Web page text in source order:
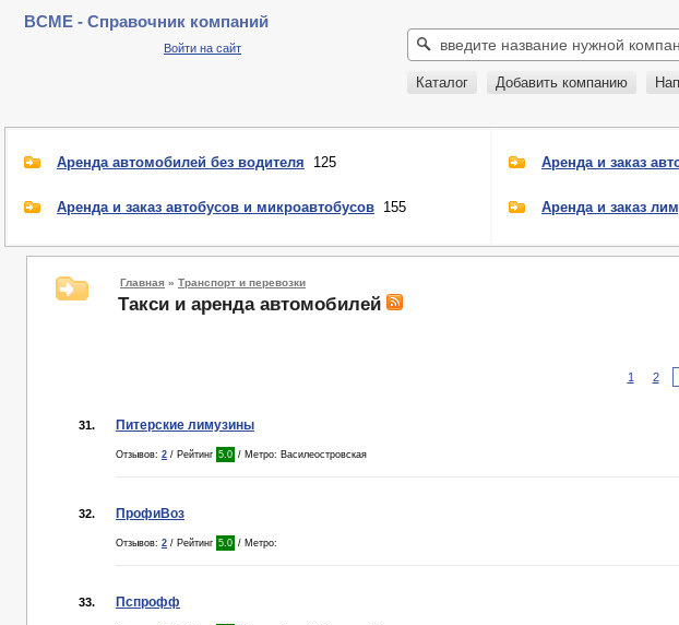
BCME - Справочник компаний
Войти на сайт
Каталог Добавить компанию
Аренда автомобилей без водителя 125
Аренда и заказ автобусов и микроавтобусов 155
Аренда и заказ
Аренда и заказ
Главная » Транспорт и перевозки
Такси и аренда автомобилей
1 2
31. Питерские лимузины
Отзывов: 2 / Рейтинг 5.0 / Метро: Василеостровская
32. ПрофиВоз
Отзывов: 2 / Рейтинг 5.0 / Метро:
33. Пспрофф